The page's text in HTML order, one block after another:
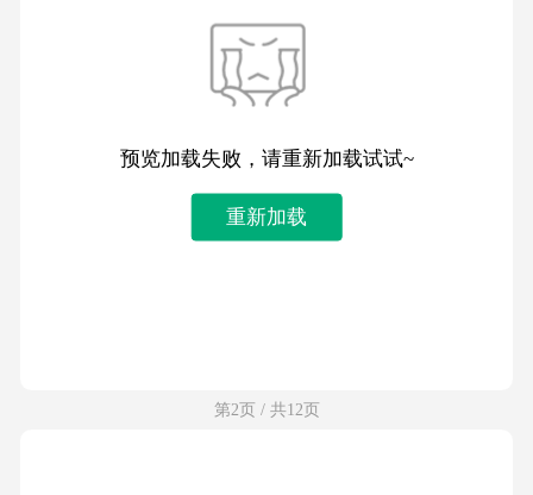
预览加载失败，请重新加载试试~
重新加载
第2页 / 共12页